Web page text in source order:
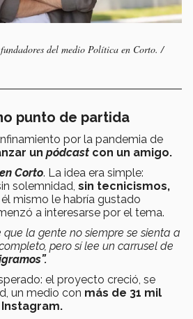
del medio Política en Corto. /
punto de partida
por la pandemia de
un pódcast con un amigo.
Corto. La idea era simple:
solemnidad, sin tecnicismos,
mismo le habría gustado
a interesarse por el tema.
que la gente no siempre se sienta a
pero sí lee un carrusel de
el proyecto creció, se
un medio con más de 31 mil